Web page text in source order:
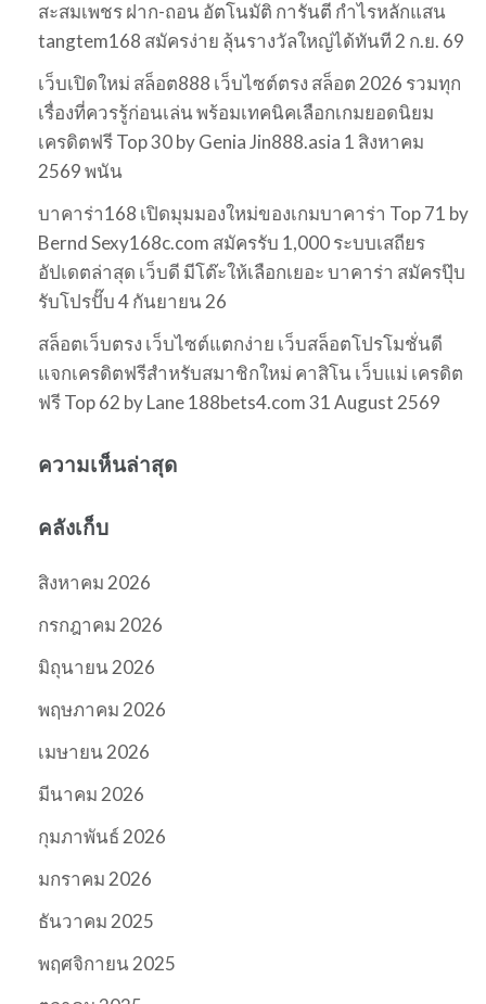
สะสมเพชร ฝาก-ถอน อัตโนมัติ การันตี กำไรหลักแสน
tangtem168 สมัครง่าย ลุ้นรางวัลใหญ่ได้ทันที 2 ก.ย. 69
เว็บเปิดใหม่ สล็อต888 เว็บไซต์ตรง สล็อต 2026 รวมทุก
เรื่องที่ควรรู้ก่อนเล่น พร้อมเทคนิคเลือกเกมยอดนิยม
เครดิตฟรี Top 30 by Genia Jin888.asia 1 สิงหาคม
2569 พนัน
บาคาร่า168 เปิดมุมมองใหม่ของเกมบาคาร่า Top 71 by
Bernd Sexy168c.com สมัครรับ 1,000 ระบบเสถียร
อัปเดตล่าสุด เว็บดี มีโต๊ะให้เลือกเยอะ บาคาร่า สมัครปุ๊บ
รับโปรปั๊บ 4 กันยายน 26
สล็อตเว็บตรง เว็บไซต์แตกง่าย เว็บสล็อตโปรโมชั่นดี
แจกเครดิตฟรีสำหรับสมาชิกใหม่ คาสิโน เว็บแม่ เครดิต
ฟรี Top 62 by Lane 188bets4.com 31 August 2569
ความเห็นล่าสุด
คลังเก็บ
สิงหาคม 2026
กรกฎาคม 2026
มิถุนายน 2026
พฤษภาคม 2026
เมษายน 2026
มีนาคม 2026
กุมภาพันธ์ 2026
มกราคม 2026
ธันวาคม 2025
พฤศจิกายน 2025